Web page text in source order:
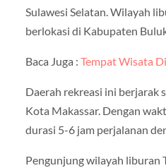
Sulawesi Selatan. Wilayah
berlokasi di Kabupaten
Baca Juga : Tempat Wisata
Daerah rekreasi ini berjarak
Kota Makassar. Dengan
durasi 5-6 jam perjalanan
Pengunjung wilayah liburan